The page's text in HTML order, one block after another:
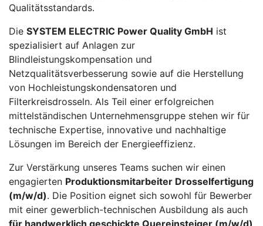
Qualitätsstandards.
Die SYSTEM ELECTRIC Power Quality GmbH ist
spezialisiert auf Anlagen zur
Blindleistungskompensation und
Netzqualitätsverbesserung sowie auf die Herstellung
von Hochleistungskondensatoren und
Filterkreisdrosseln. Als Teil einer erfolgreichen
mittelständischen Unternehmensgruppe stehen wir für
technische Expertise, innovative und nachhaltige
Lösungen im Bereich der Energieeffizienz.
Zur Verstärkung unseres Teams suchen wir einen
engagierten Produktionsmitarbeiter Drosselfertigung
(m/w/d). Die Position eignet sich sowohl für Bewerber
mit einer gewerblich-technischen Ausbildung als auch
für handwerklich geschickte Quereinsteiger (m/w/d)